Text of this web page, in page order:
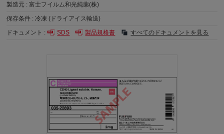
製造元 :富士フイルム和光純薬(株)
保存条件 :冷凍 (ドライアイス輸送)
ドキュメント :
SDS 製品規格書 すべてのドキュメントを見る